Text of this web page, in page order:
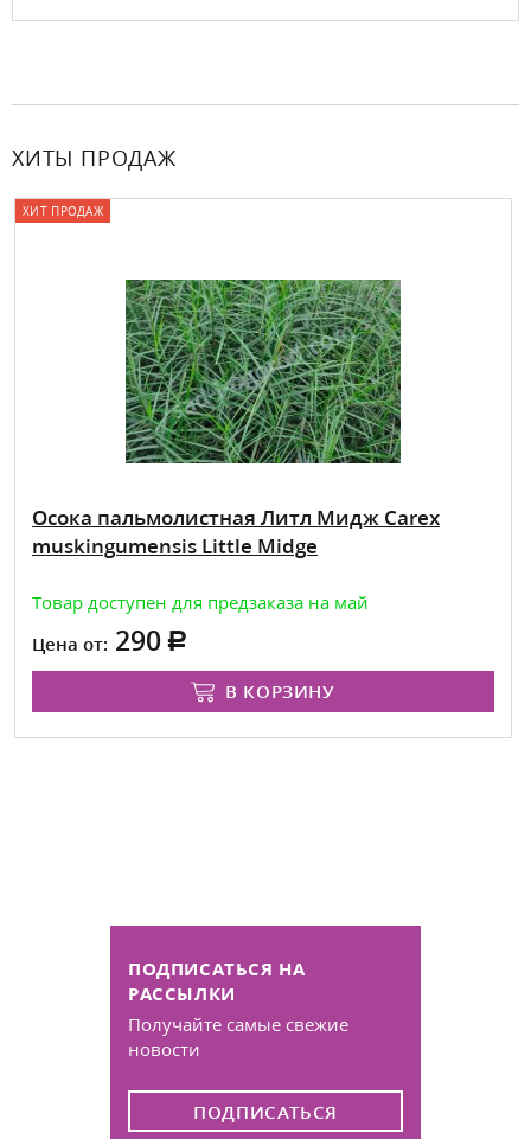
ХИТЫ ПРОДАЖ
ХИТ ПРОДАЖ
Осока пальмолистная Литл Мидж Carex
muskingumensis Little Midge
Товар доступен для предзаказа на май
Цена от: 290
В КОРЗИНУ
ПОДПИСАТЬСЯ НА
РАССЫЛКИ
Получайте самые свежие
новости
ПОДПИСАТЬСЯ